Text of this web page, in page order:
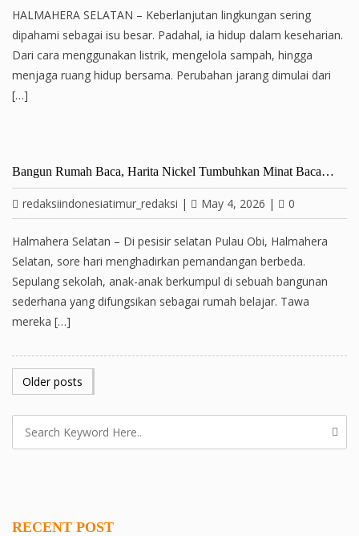
HALMAHERA SELATAN – Keberlanjutan lingkungan sering
dipahami sebagai isu besar. Padahal, ia hidup dalam keseharian.
Dari cara menggunakan listrik, mengelola sampah, hingga
menjaga ruang hidup bersama. Perubahan jarang dimulai dari
[…]
Bangun Rumah Baca, Harita Nickel Tumbuhkan Minat Baca…
redaksiindonesiatimur_redaksi | May 4, 2026 | 0
Halmahera Selatan – Di pesisir selatan Pulau Obi, Halmahera
Selatan, sore hari menghadirkan pemandangan berbeda.
Sepulang sekolah, anak-anak berkumpul di sebuah bangunan
sederhana yang difungsikan sebagai rumah belajar. Tawa
mereka […]
POSTS
Older posts
RECENT POST